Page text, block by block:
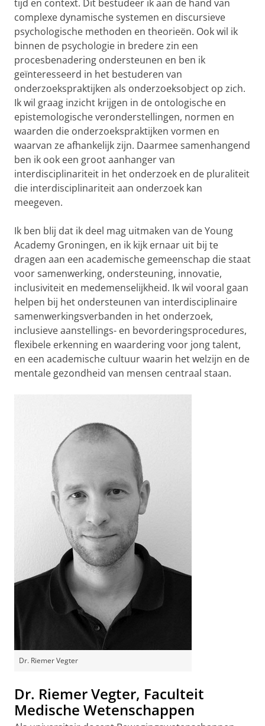
tijd en context. Dit bestudeer ik aan de hand van
complexe dynamische systemen en discursieve
psychologische methoden en theorieën. Ook wil ik
binnen de psychologie in bredere zin een
procesbenadering ondersteunen en ben ik
geïnteresseerd in het bestuderen van
onderzoekspraktijken als onderzoeksobject op zich.
Ik wil graag inzicht krijgen in de ontologische en
epistemologische veronderstellingen, normen en
waarden die onderzoekspraktijken vormen en
waarvan ze afhankelijk zijn. Daarmee samenhangend
ben ik ook een groot aanhanger van
interdisciplinariteit in het onderzoek en de pluraliteit
die interdisciplinariteit aan onderzoek kan
meegeven.
Ik ben blij dat ik deel mag uitmaken van de Young
Academy Groningen, en ik kijk ernaar uit bij te
dragen aan een academische gemeenschap die staat
voor samenwerking, ondersteuning, innovatie,
inclusiviteit en medemenselijkheid. Ik wil vooral gaan
helpen bij het ondersteunen van interdisciplinaire
samenwerkingsverbanden in het onderzoek,
inclusieve aanstellings- en bevorderingsprocedures,
flexibele erkenning en waardering voor jong talent,
en een academische cultuur waarin het welzijn en de
mentale gezondheid van mensen centraal staan.
Dr. Riemer Vegter
Dr. Riemer Vegter, Faculteit
Medische Wetenschappen